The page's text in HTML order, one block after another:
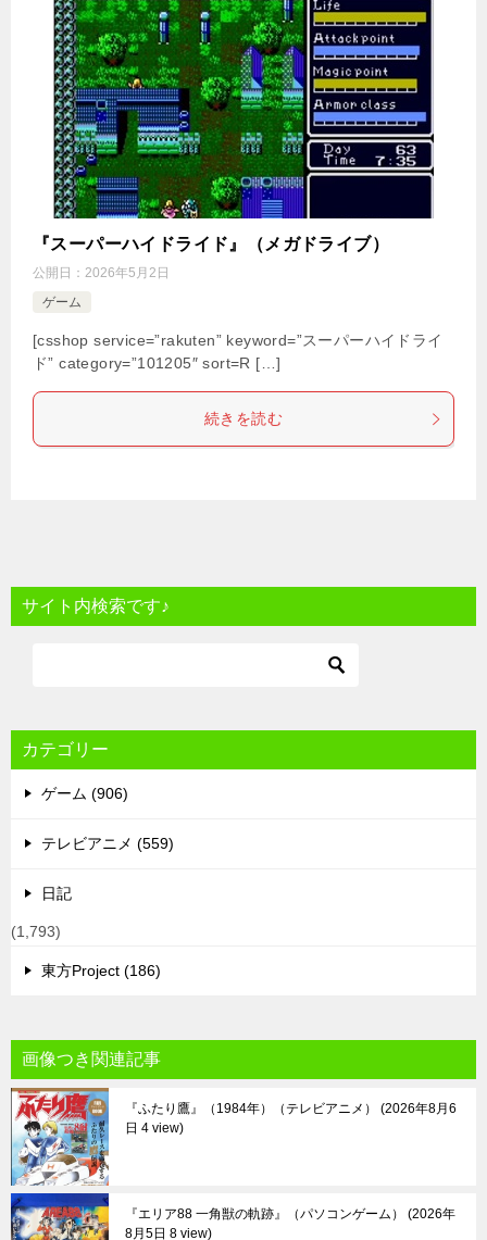
『スーパーハイドライド』（メガドライブ）
公開日： 2026年5月2日
ゲーム
[csshop service=”rakuten” keyword=”スーパーハイドライ
ド” category=”101205″ sort=R […]
続きを読む
サイト内検索です♪
カテゴリー
ゲーム (906)
テレビアニメ (559)
日記
(1,793)
東方Project (186)
画像つき関連記事
『ふたり鷹』（1984年）（テレビアニメ）
2026年8月6
日 4 view
『エリア88 一角獣の軌跡』（パソコンゲーム）
2026年
8月5日 8 view